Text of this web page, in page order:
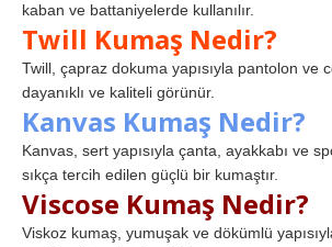
kaban ve battaniyelerde kullanılır.
Twill Kumaş Nedir?
Twill, çapraz dokuma yapısıyla pantolon ve
dayanıklı ve kaliteli görünür.
Kanvas Kumaş Nedir?
Kanvas, sert yapısıyla çanta, ayakkabı ve
sıkça tercih edilen güçlü bir kumaştır.
Viscose Kumaş Nedir?
Viskoz kumaş, yumuşak ve dökümlü